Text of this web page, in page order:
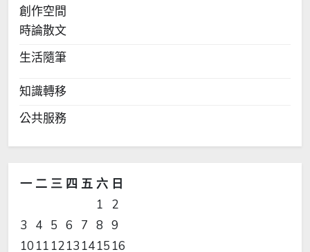
創作空間
時論散文
生活隨筆
知識轉移
公共服務
一 二 三 四 五 六 日
1
2
3
4 5 6 7 8 9
10 11 1213 1415 16